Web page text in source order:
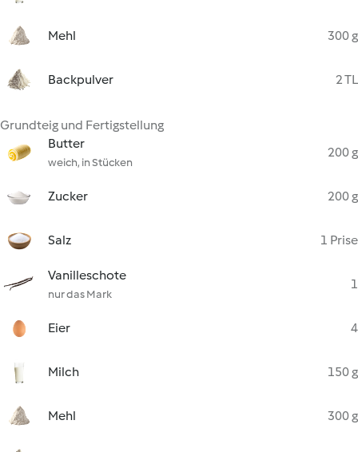
Mehl 300 g
Backpulver 2 TL
Grundteig und Fertigstellung
Butter
weich, in Stücken
200 g
Zucker 200 g
Salz 1 Prise
Vanilleschote
nur das Mark
1
Eier 4
Milch 150 g
Mehl 300 g